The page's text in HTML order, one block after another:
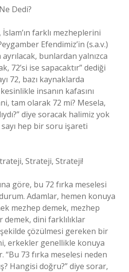
Dedi?
farklı mezheplerini
Efendimiz’in (s.a.v.)
bunlardan yalnızca
72’si ise sapacaktır” dediği
72, bazı kaynaklarda
insanın kafasını
tam olarak 72 mi? Mesela,
diye soracak halimiz yok
hep bir soru işareti
Strateji, Strateji!
göre, bu 72 fırka meselesi
Adamlar, hemen konuya
mezhep demek, mezhep
demek, dini farklılıklar
çözülmesi gereken bir
erkekler genellikle konuya
“Bu 73 fırka meselesi neden
Hangisi doğru?” diye sorar,